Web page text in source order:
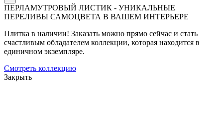
ПЕРЛАМУТРОВЫЙ ЛИСТИК - УНИКАЛЬНЫЕ
ПЕРЕЛИВЫ САМОЦВЕТА В ВАШЕМ ИНТЕРЬЕРЕ
Плитка в наличии! Заказать можно прямо сейчас и стать
счастливым обладателем коллекции, которая находится в
единичном экземпляре.
Смотреть коллекцию
Закрыть